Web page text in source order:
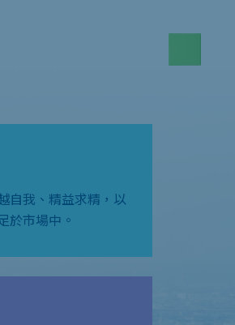
自我、精益求精，以
於市場中。